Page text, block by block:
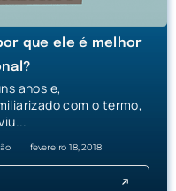
que ele é melhor
anos e,
com o termo,
fevereiro 18, 2018